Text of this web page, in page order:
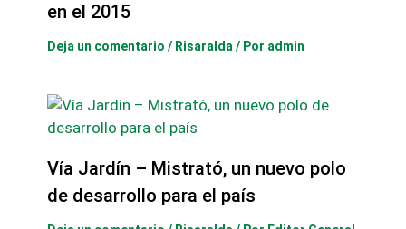
en el 2015
Deja un comentario / Risaralda / Por admin
Vía Jardín – Mistrató, un nuevo polo
de desarrollo para el país